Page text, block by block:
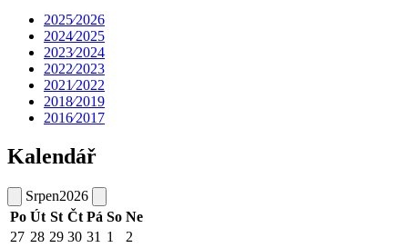
2025⁄2026
2024⁄2025
2023⁄2024
2022⁄2023
2021⁄2022
2018⁄2019
2016⁄2017
Kalendář
Srpen2026
Po Út St Čt Pá So Ne
27 28 29 30 31 1
2